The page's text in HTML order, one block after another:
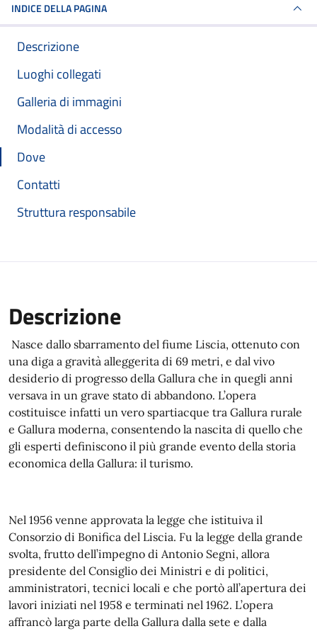
INDICE DELLA PAGINA
Descrizione
Luoghi collegati
Galleria di immagini
Modalità di accesso
Dove
Contatti
Struttura responsabile
Descrizione
Nasce dallo sbarramento del fiume Liscia, ottenuto con
una diga a gravità alleggerita di 69 metri, e dal vivo
desiderio di progresso della Gallura che in quegli anni
versava in un grave stato di abbandono. L’opera
costituisce infatti un vero spartiacque tra Gallura rurale
e Gallura moderna, consentendo la nascita di quello che
gli esperti definiscono il più grande evento della storia
economica della Gallura: il turismo.
Nel 1956 venne approvata la legge che istituiva il
Consorzio di Bonifica del Liscia. Fu la legge della grande
svolta, frutto dell’impegno di Antonio Segni, allora
presidente del Consiglio dei Ministri e di politici,
amministratori, tecnici locali e che portò all’apertura dei
lavori iniziati nel 1958 e terminati nel 1962. L’opera
affrancò larga parte della Gallura dalla sete e dalla